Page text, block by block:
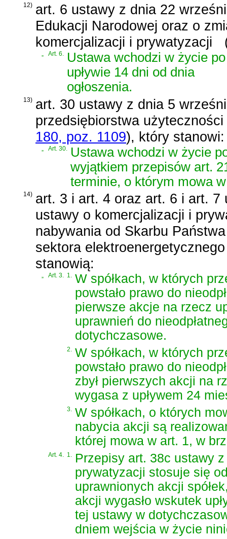
12) art. 6 ustawy z dnia 22
Edukacji Narodowej oraz o
komercjalizacji i prywatyzacji
„ Art. 6. Ustawa wchodzi w życie po
upływie 14 dni od dnia
ogłoszenia.
13) art. 30 ustawy z dnia 5
przedsiębiorstwa
180, poz. 1109), który stanowi:
Art. 30.
Ustawa wchodzi w życie
wyjątkiem przepisów art.
terminie, o którym mowa
14) art. 3 i art. 4 oraz art. 6 i art. 7
ustawy o komercjalizacji i
nabywania od Skarbu
sektora elektroenergetycznego
stanowią:
„ Art. 3. 1. W spółkach, w których
powstało prawo do
pierwsze akcje na rzecz
uprawnień do
dotychczasowe.
2. W spółkach, w których
powstało prawo do
zbył pierwszych akcji na
wygasa z upływem 24
3. W spółkach, o których
nabycia akcji są
której mowa w art. 1, w
Art. 4. 1. Przepisy art. 38c ustawy
prywatyzacji stosuje się
uprawnionych akcji
akcji wygasło wskutek
tej ustawy w
dniem wejścia w życie